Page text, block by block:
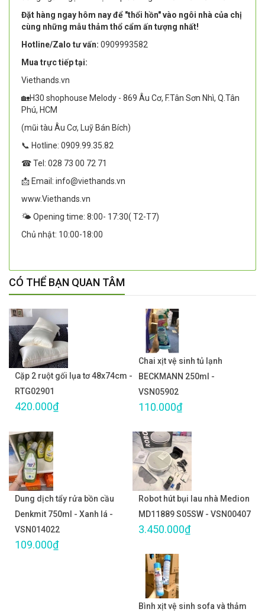
Đặt hàng ngay hôm nay để "thổi hồn" vào ngôi nhà của chị
cùng những mẫu thảm thổ cẩm ấn tượng nhất!
Hotline/Zalo tư vấn: 0909993582
Mua trực tiếp tại:
Viethands.vn
🏡H30 shophouse Melody - 869 Âu Cơ, F.Tân Sơn Nhì, Q.Tân
Phú, HCM
(mũi tàu Âu Cơ, Luỹ Bán Bích)
📞 Hotline: 0909.99.35.82
☎ Tel: 028 73 00 72 71
📩 Email: info@viethands.vn
www.Viethands.vn
🌤️ Opening time: 8:00- 17:30( T2-T7)
Chủ nhật: 10:00-18:00
CÓ THỂ BẠN QUAN TÂM
Cặp 2 ruột gối lụa tơ 48x74cm -
RTG02901
420.000₫
Chai xịt vệ sinh tủ lạnh
BECKMANN 250ml -
VSN05902
110.000₫
Dung dịch tẩy rửa bồn cầu
Denkmit 750ml - Xanh lá -
VSN014022
109.000₫
Robot hút bụi lau nhà Medion
MD11889 S05SW - VSN00407
3.450.000₫
Bình xịt vệ sinh sofa và thảm